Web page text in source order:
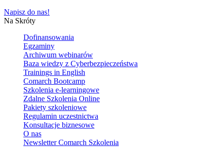
Napisz do nas!
Na Skróty
Dofinansowania
Egzaminy
Archiwum webinarów
Baza wiedzy z Cyberbezpieczeństwa
Trainings in English
Comarch Bootcamp
Szkolenia e-learningowe
Zdalne Szkolenia Online
Pakiety szkoleniowe
Regulamin uczestnictwa
Konsultacje biznesowe
O nas
Newsletter Comarch Szkolenia